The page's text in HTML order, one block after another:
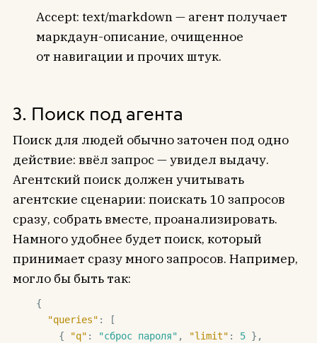
Accept: text/markdown — агент получает
маркдаун-описание, очищенное
от навигации и прочих штук.
3. Поиск под агента
Поиск для людей обычно заточен под одно
действие: ввёл запрос — увидел выдачу.
Агентский поиск должен учитывать
агентские сценарии: поискать 10 запросов
сразу, собрать вместе, проанализировать.
Намного удобнее будет поиск, который
принимает сразу много запросов. Например,
могло бы быть так:
{
"queries" : [
    {
"q" : "сброс пароля" , "limit" : 5 },